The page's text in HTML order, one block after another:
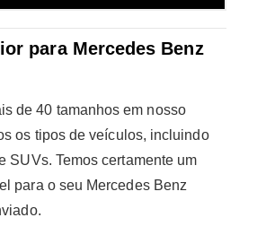
para Mercedes Benz
de 40 tamanhos em nosso
os tipos de veículos, incluindo
SUVs. Temos certamente um
para o seu Mercedes Benz